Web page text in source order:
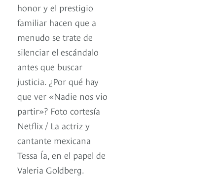
honor y el prestigio
familiar hacen que a
menudo se trate de
silenciar el escándalo
antes que buscar
justicia. ¿Por qué hay
que ver «Nadie nos vio
partir»? Foto cortesía
Netflix / La actriz y
cantante mexicana
Tessa Ía, en el papel de
Valeria Goldberg.